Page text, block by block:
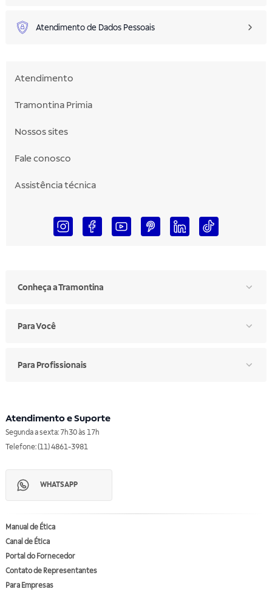
Atendimento de Dados Pessoais
Atendimento
Tramontina Primia
Nossos sites
Fale conosco
Assistência técnica
Conheça a Tramontina
Para Você
Para Profissionais
Atendimento e Suporte
Segunda a sexta: 7h30 às 17h
Telefone: (11) 4861-3981
WHATSAPP
Manual de Ética
Canal de Ética
Portal do Fornecedor
Contato de Representantes
Para Empresas